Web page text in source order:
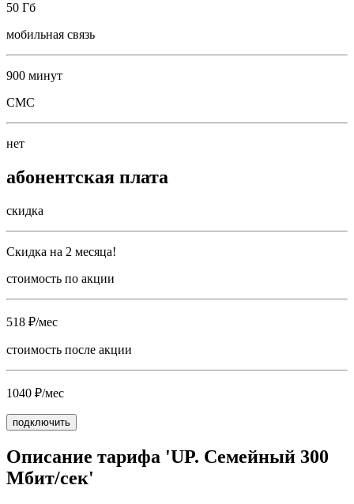
50 Гб
мобильная связь
900 минут
СМС
нет
абонентская плата
скидка
Скидка на 2 месяца!
стоимость по акции
518 ₽/мес
стоимость после акции
1040 ₽/мес
подключить
Описание тарифа 'UP. Семейный 300
Мбит/сек'